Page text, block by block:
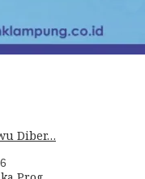
Diber…